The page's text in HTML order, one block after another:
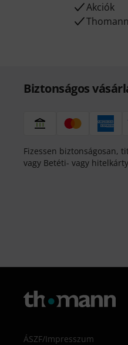
Akciók
Thomann
Biztonságos
Fizessen biztonságosan,
vagy Betéti- vagy
ÁSZF/Impresszum